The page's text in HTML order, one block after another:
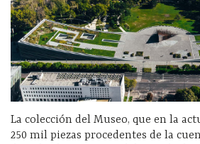
La colección del Museo, que en la
250 mil piezas procedentes de la